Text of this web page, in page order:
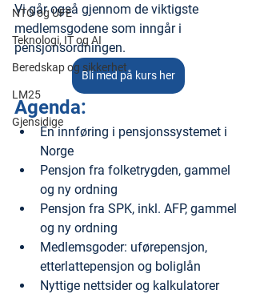
NTO og UFE
Teknologi, IT og AI
Beredskap og sikkerhet
LM25
Gjensidige
Vi går også gjennom de viktigste
medlemsgodene som inngår i
pensjonsordningen.
Bli med på kurs her
Agenda:
En innføring i pensjonssystemet i
Norge
Pensjon fra folketrygden, gammel
og ny ordning
Pensjon fra SPK, inkl. AFP, gammel
og ny ordning
Medlemsgoder: uførepensjon,
etterlattepensjon og boliglån
Nyttige nettsider og kalkulatorer